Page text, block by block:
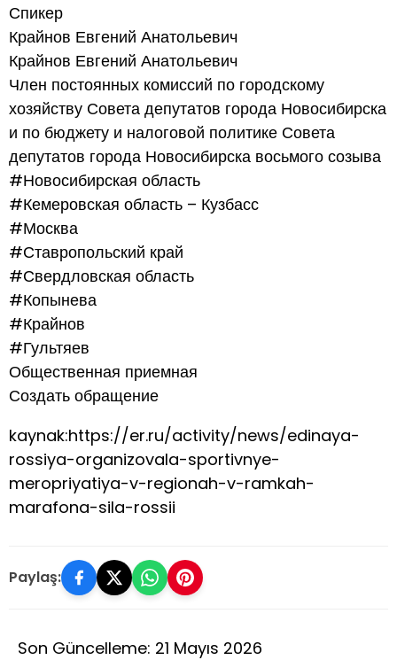
Спикер
Крайнов Евгений Анатольевич
Крайнов Евгений Анатольевич
Член постоянных комиссий по городскому
хозяйству Совета депутатов города Новосибирска
и по бюджету и налоговой политике Совета
депутатов города Новосибирска восьмого созыва
#Новосибирская область
#Кемеровская область – Кузбасс
#Москва
#Ставропольский край
#Свердловская область
#Копынева
#Крайнов
#Гультяев
Общественная приемная
Создать обращение
kaynak:https://er.ru/activity/news/edinaya-
rossiya-organizovala-sportivnye-
meropriyatiya-v-regionah-v-ramkah-
marafona-sila-rossii
Paylaş:
Son Güncelleme: 21 Mayıs 2026